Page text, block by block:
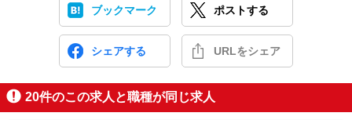
ブックマーク ポストする
シェアする URLをシェア
20件のこの求人と職種が同じ求人